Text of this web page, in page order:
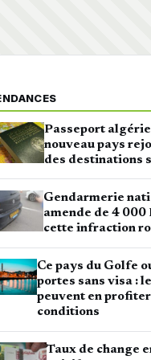
Passeport
nouveau pays
des destinations
Gendarmerie
amende de 4 000
cette infraction
Ce pays du Golfe
portes sans visa :
peuvent en profiter
conditions
Taux de change